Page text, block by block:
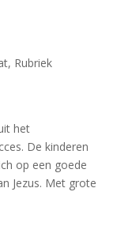
, Rubriek
het
De kinderen
op een goede
Jezus. Met grote